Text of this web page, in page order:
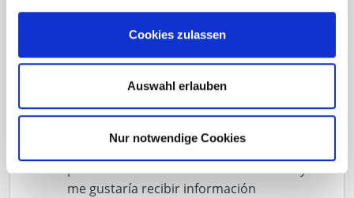
Cookies zulassen
Auswahl erlauben
Nur notwendige Cookies
Herramientas
Eurotec COACH Solar
Sí, estoy de acuerdo con las normas de
protección de datos de Eurotec GmbH y
me gustaría recibir información